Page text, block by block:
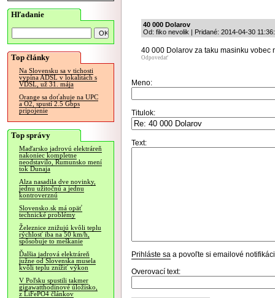
Hľadanie
Top články
Na Slovensku sa v tichosti
vypína ADSL v lokalitách s
VDSL, už 31. mája
Orange sa doťahuje na UPC
a O2, spustí 2.5 Gbps
pripojenie
Top správy
Maďarsko jadrovú elektráreň
nakoniec kompletne
neodstavilo, Rumunsko mení
tok Dunaja
Alza nasadila dve novinky,
jednu užitočnú a jednu
kontroverznú
Slovensko.sk má opäť
technické problémy
Železnice znižujú kvôli teplu
rýchlosť iba na 50 km/h,
spôsobuje to meškanie
Ďalšia jadrová elektráreň
južne od Slovenska musela
kvôli teplu znížiť výkon
V Poľsku spustili takmer
gigawatthodinové úložisko,
z LiFePO4 článkov
40 000 Dolarov
Od: fiko nevolik | Pridané: 2014-04-30
40 000 Dolarov za taku masinku vobec
Odpovedať
Meno:
Titulok:
Text:
Prihláste sa a povoľte si emailové
Overovací text: